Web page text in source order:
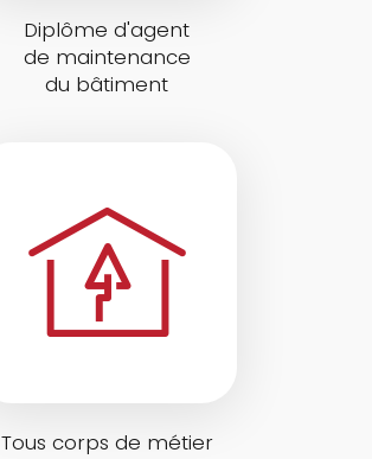
Diplôme d'agent
de maintenance
du bâtiment
Tous corps de métier